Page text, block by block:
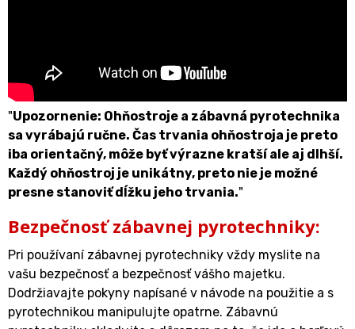
"Upozornenie: Ohňostroje a zábavná pyrotechnika
sa vyrábajú ručne. Čas trvania ohňostroja je preto
iba orientačný, môže byť výrazne kratší ale aj dlhší.
Každý ohňostroj je unikátny, preto nie je možné
presne stanoviť dĺžku jeho trvania."
Bezpečnosť zábavnej pyrotechniky:
Pri používaní zábavnej pyrotechniky vždy myslite na
vašu bezpečnosť a bezpečnosť vášho majetku.
Dodržiavajte pokyny napísané v návode na použitie a s
pyrotechnikou manipulujte opatrne. Zábavnú